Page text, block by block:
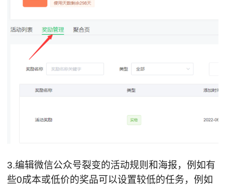
3.编辑微信公众号裂变的活动规则和海报，例如有
些0成本或低价的奖品可以设置较低的任务，例如